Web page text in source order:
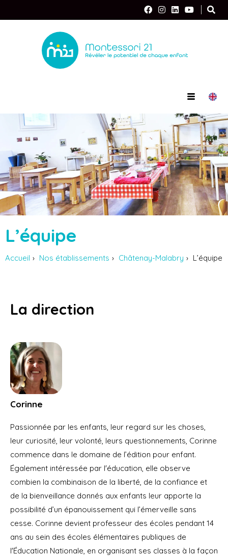
L’équipe
Accueil Nos établissements Châtenay-Malabry L’équipe
La direction
Corinne
Passionnée par les enfants, leur regard sur les choses,
leur curiosité, leur volonté, leurs questionnements, Corinne
commence dans le domaine de l’édition pour enfant.
Également intéressée par l'éducation, elle observe
combien la combinaison de la liberté, de la confiance et
de la bienveillance donnés aux enfants leur apporte la
possibilité d’un épanouissement qui l’émerveille sans
cesse. Corinne devient professeur des écoles pendant 14
ans au sein des écoles élémentaires publiques de
l'Éducation Nationale, en organisant ses classes à la façon